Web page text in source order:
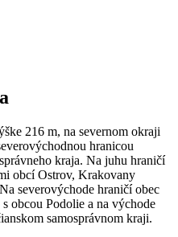
216 m, na severnom okraji
hranicou
kraja. Na juhu hraničí
obcí Ostrov, Krakovany
severovýchode hraničí obec
obcou Podolie a na východe
samosprávnom kraji.